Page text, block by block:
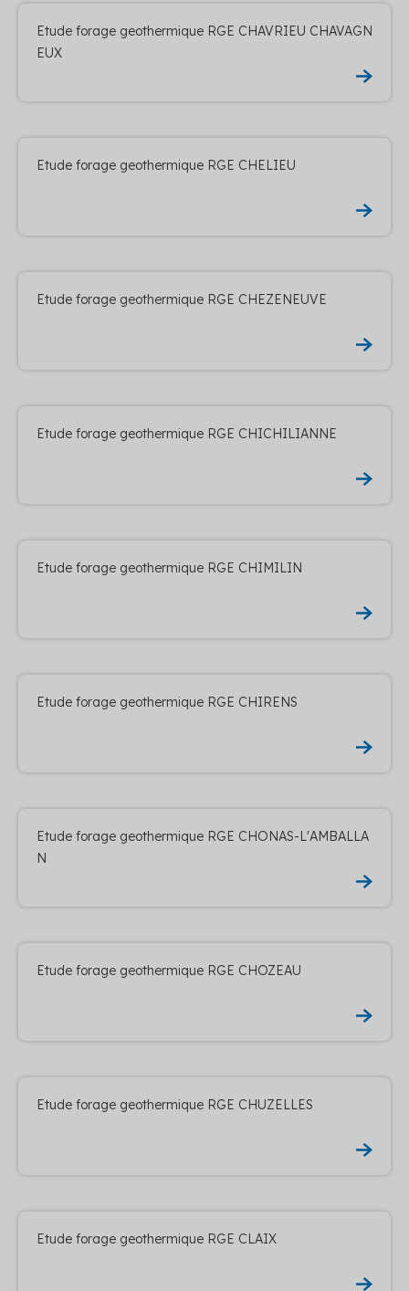
Etude forage geothermique RGE CHAVRIEU CHAVAGN
EUX
Etude forage geothermique RGE CHELIEU
Etude forage geothermique RGE CHEZENEUVE
Etude forage geothermique RGE CHICHILIANNE
Etude forage geothermique RGE CHIMILIN
Etude forage geothermique RGE CHIRENS
Etude forage geothermique RGE CHONAS-L'AMBALLA
N
Etude forage geothermique RGE CHOZEAU
Etude forage geothermique RGE CHUZELLES
Etude forage geothermique RGE CLAIX